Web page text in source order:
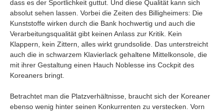
dass es der Sportlichkeit guttut. Und diese Qualität kann sich
absolut sehen lassen. Vorbei die Zeiten des Billigheimers: Die
Kunststoffe wirken durch die Bank hochwertig und auch die
Verarbeitungsqualität gibt keinen Anlass zur Kritik. Kein
Klappern, kein Zittern, alles wirkt grundsolide. Das unterstreicht
auch die in schwarzem Klavierlack gehaltene Mittelkonsole, die
mit ihrer Gestaltung einen Hauch Noblesse ins Cockpit des
Koreaners bringt.
Betrachtet man die Platzverhältnisse, braucht sich der Koreaner
ebenso wenig hinter seinen Konkurrenten zu verstecken. Vorn